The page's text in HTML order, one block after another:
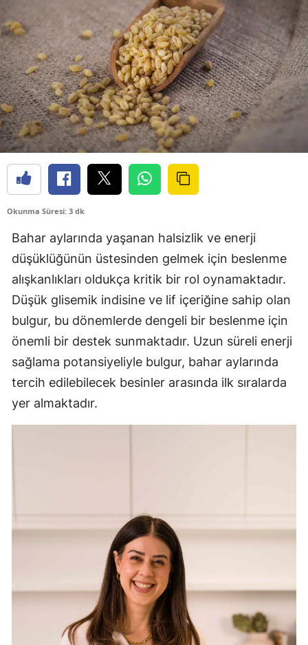
Okunma Süresi: 3 dk
Bahar aylarında yaşanan halsizlik ve enerji
düşüklüğünün üstesinden gelmek için beslenme
alışkanlıkları oldukça kritik bir rol oynamaktadır.
Düşük glisemik indisine ve lif içeriğine sahip olan
bulgur, bu dönemlerde dengeli bir beslenme için
önemli bir destek sunmaktadır. Uzun süreli enerji
sağlama potansiyeliyle bulgur, bahar aylarında
tercih edilebilecek besinler arasında ilk sıralarda
yer almaktadır.